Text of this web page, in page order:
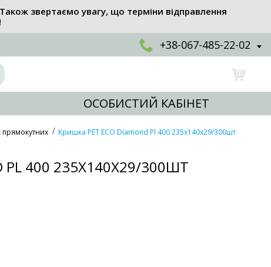
звертаємо увагу, що терміни відправлення
+38-067-485-22-02
ОСОБИСТИЙ КАБІНЕТ
Кришка РЕТ ECO Diamond Pl 400 235х140х29/300шт
PL 400 235Х140Х29/300ШТ